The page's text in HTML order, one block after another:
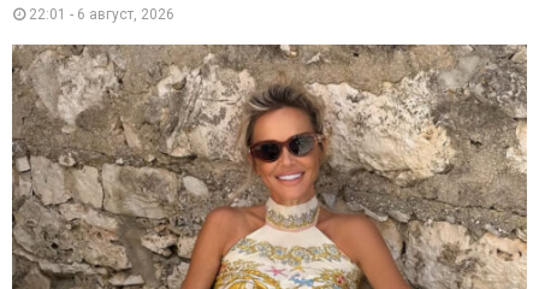
22:01 - 6 август, 2026